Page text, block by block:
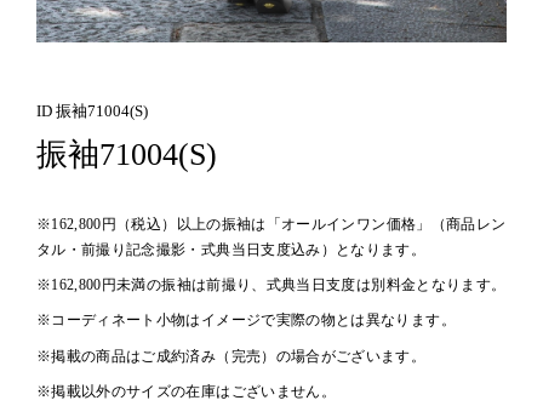
ID 振袖71004(S)
振袖71004(S)
※162,800円（税込）以上の振袖は「オールインワン価格」（商品レン
タル・前撮り記念撮影・式典当日支度込み）となります。
※162,800円未満の振袖は前撮り、式典当日支度は別料金となります。
※コーディネート小物はイメージで実際の物とは異なります。
※掲載の商品はご成約済み（完売）の場合がございます。
※掲載以外のサイズの在庫はございません。